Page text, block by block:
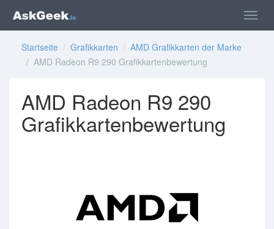
Startseite / Grafikkarten / AMD Grafikkarten der Marke
/ AMD Radeon R9 290 Grafikkartenbewertung
AMD Radeon R9 290
Grafikkartenbewertung